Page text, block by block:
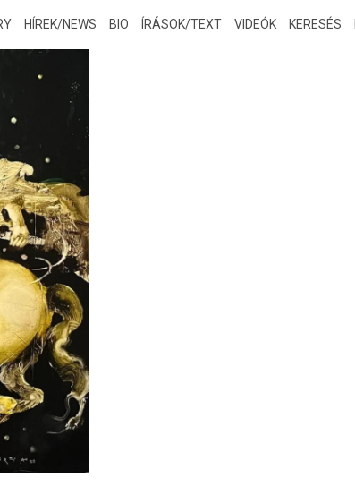
HÍREK/NEWS BIO ÍRÁSOK/TEXT VIDEÓK KERESÉS